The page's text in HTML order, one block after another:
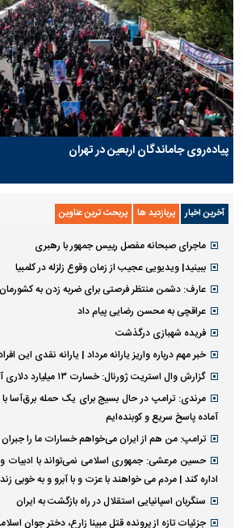
پیاده‌روی جاماندگان اربعین در تهران
آخرین اخبار پربازدید ها پربحث ترین عناوین
ماجرای صبحانه مفصل رییس جمهور با رهبری
ببینید| ویدیویی عجیب از زمان وقوع زلزله در کلمبیا
عارف: دشمن منتظر فرصتی برای ضربه زدن به
عراقچی به محسن رضایی پیام داد
فریده شهبازی درگذشت
خبر مهم درباره واریز یارانه مرداد | یارانه نقدی این
گزارش وال استریت ژورنال: خسارت ۱۳ میلیارد دلاری آمریکا در جنگ علیه ایران
مرندی: ترامپ در حال بسیج برای یک حمله برق‌آسا با
آماده پاسخ سریع و کوبنده‌ایم
ترامپ: من هم از ایران می‌خواهم خسارات ما را
اداره کند | مردم می خواهند با عزت و با آبرو و به خوبی
سنگربان اسپانیایی استقلال در راه بازگشت به ایران
جزئیات تازه از پرونده قتل مبینا زارع، دختر جوان